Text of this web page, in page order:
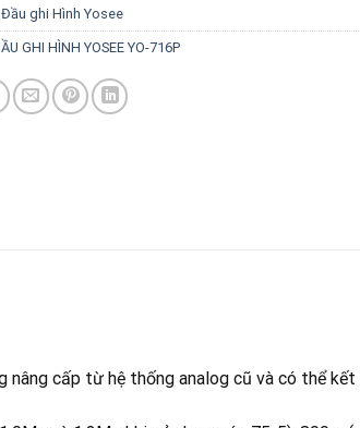
Đầu ghi Hình Yosee
GHI HÌNH YOSEE YO-716P
nâng cấp từ hệ thống analog cũ và có thể kết